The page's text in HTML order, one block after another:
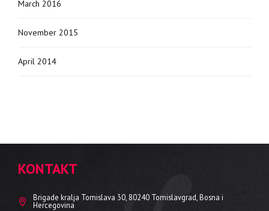
March 2016
November 2015
April 2014
KONTAKT
Brigade kralja Tomislava 30, 80240 Tomislavgrad, Bosna i
Hercegovina